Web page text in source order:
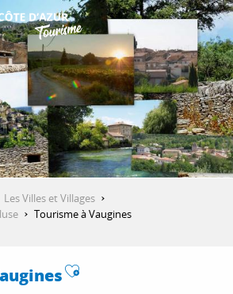
?
Les Villes et Villages
Tourisme à Vaugines
Ajouter aux